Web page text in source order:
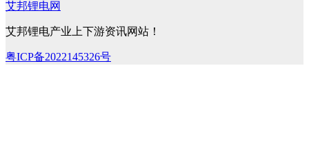
艾邦锂电网
艾邦锂电产业上下游资讯网站！
粤ICP备2022145326号